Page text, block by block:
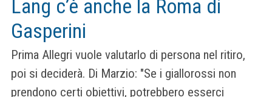
Lang c’è anche la Roma di
Gasperini
Prima Allegri vuole valutarlo di persona nel ritiro,
poi si deciderà. Di Marzio: "Se i giallorossi non
prendono certi obiettivi, potrebbero esserci